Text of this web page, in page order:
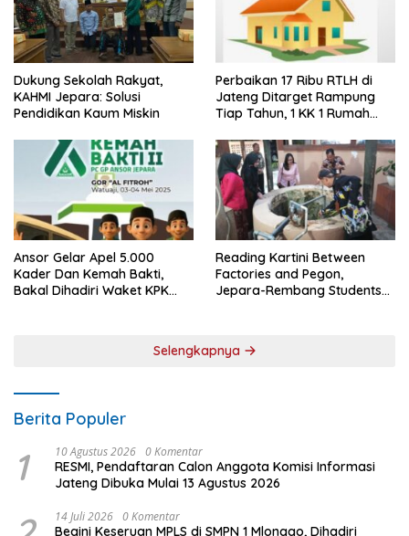
Dukung Sekolah Rakyat,
KAHMI Jepara: Solusi
Pendidikan Kaum Miskin
Perbaikan 17 Ribu RTLH di
Jateng Ditarget Rampung
Tiap Tahun, 1 KK 1 Rumah
Ansor Gelar Apel 5.000
Kader Dan Kemah Bakti,
Bakal Dihadiri Waket KPK
Reading Kartini Between
Factories and Pegon,
Jepara-Rembang Students
Selengkapnya
Berita Populer
1 10 Agustus 2026 0 Komentar
RESMI, Pendaftaran Calon Anggota Komisi Informasi
Jateng Dibuka Mulai 13 Agustus 2026
14 Juli 2026 0 Komentar
Begini Keseruan MPLS di SMPN 1 Mlonggo, Dihadiri